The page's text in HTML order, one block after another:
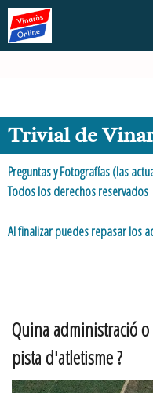
Trivial de
Preguntas y Fotografías (las
Todos los derechos reservados
Al finalizar puedes repasar los
Quina administració
pista d'atletisme ?